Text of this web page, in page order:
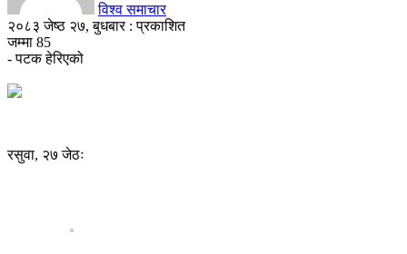
विश्व समाचार
२०८३ जेष्ठ २७, बुधबार : प्रकाशित
जम्मा 85
- पटक हेरिएको
रसुवा, २७ जेठः